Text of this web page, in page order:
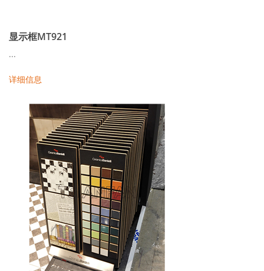
显示框MT921
...
详细信息